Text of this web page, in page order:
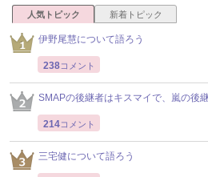
人気トピック 新着トピック
伊野尾慧について語ろう
238コメント
SMAPの後継者はキスマイで、嵐の後
214コメント
三宅健について語ろう